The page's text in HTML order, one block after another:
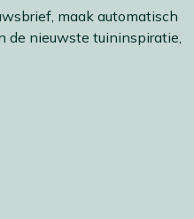
maak automatisch
de nieuwste tuininspiratie,